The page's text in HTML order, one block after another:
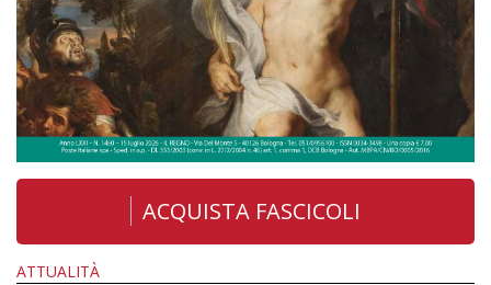
ACQUISTA FASCICOLI
ATTUALITÀ